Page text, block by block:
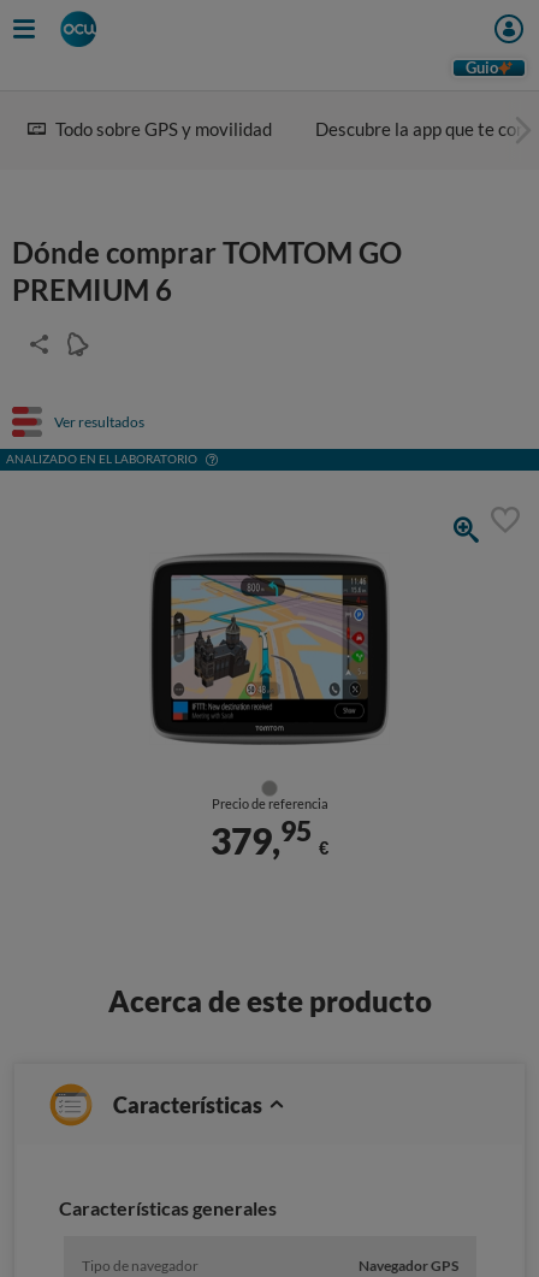
Guio
Todo sobre GPS y movilidad Descubre la app que te
Dónde comprar TOMTOM GO
PREMIUM 6
Ver resultados
ANALIZADO EN EL LABORATORIO
Precio de referencia
379,95
€
Acerca de este producto
Características
Características generales
Tipo de navegador Navegador GPS